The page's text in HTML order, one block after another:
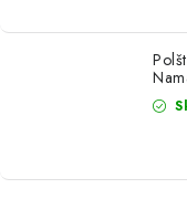
Časté otázky
Obchodní podmínky
Kontakty